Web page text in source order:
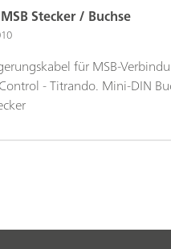
Stecker / Buchse
für MSB-
- Titrando. Mini-DIN